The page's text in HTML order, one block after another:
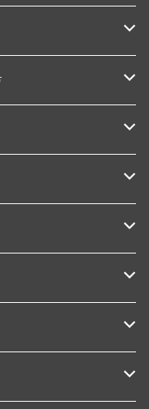
)
シャンベルタン)
ェルジュレス)
ミタージュ)
・パプ)
)